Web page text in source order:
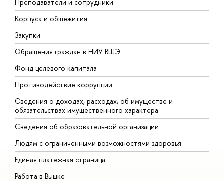
Преподаватели и сотрудники
Корпуса и общежития
Закупки
Обращения граждан в НИУ ВШЭ
Фонд целевого капитала
Противодействие коррупции
Сведения о доходах, расходах, об имуществе и
обязательствах имущественного характера
Сведения об образовательной организации
Людям с ограниченными возможностями здоровья
Единая платежная страница
Работа в Вышке